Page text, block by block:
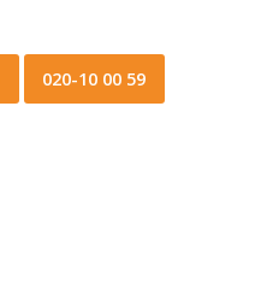
020-10 00 59